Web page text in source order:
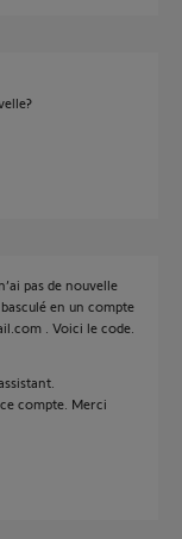
pas de nouvelle
en un compte
. Voici le code.
compte. Merci